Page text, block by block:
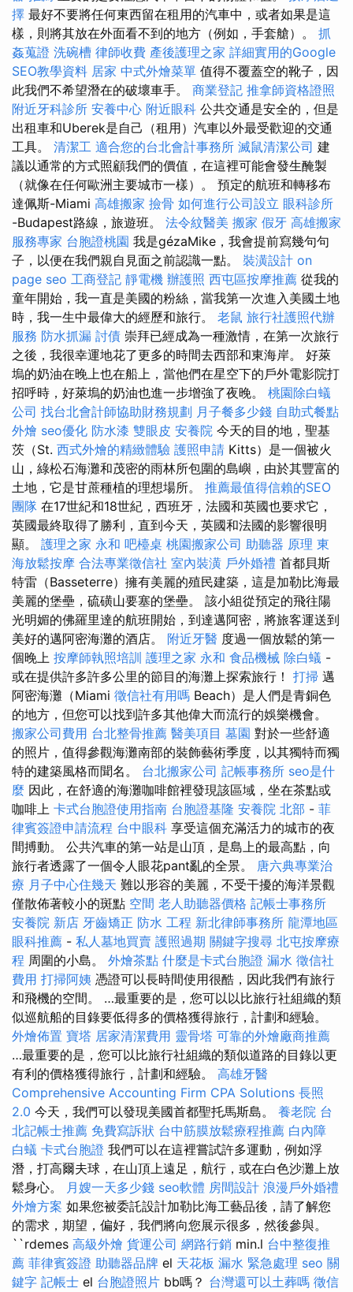
擇 最好不要將任何東西留在租用的汽車中，或者如果是這
樣，則將其放在外面看不到的地方（例如，手套艙）。 抓
姦蒐證 洗碗槽 律師收費 產後護理之家 詳細實用的Google
SEO教學資料 居家 中式外燴菜單 值得不覆蓋空的靴子，因
此我們不希望潛在的破壞車手。 商業登記 推拿師資格證照
附近牙科診所 安養中心 附近眼科 公共交通是安全的，但是
出租車和Uberek是自己（租用）汽車以外最受歡迎的交通
工具。 清潔工 適合您的台北會計事務所 滅鼠清潔公司 建
議以通常的方式照顧我們的價值，在這裡可能會發生醃製
（就像在任何歐洲主要城市一樣）。 預定的航班和轉移布
達佩斯-Miami 高雄搬家 撿骨 如何進行公司設立 眼科診所
-Budapest路線，旅遊班。 法令紋醫美 搬家 假牙 高雄搬家
服務專家 台胞證桃園 我是gézaMike，我會提前寫幾句句
子，以便在我們親自見面之前認識一點。 裝潢設計 on
page seo 工商登記 靜電機 辦護照 西屯區按摩推薦 從我的
童年開始，我一直是美國的粉絲，當我第一次進入美國土地
時，我一生中最偉大的經歷和旅行。 老鼠 旅行社護照代辦
服務 防水抓漏 討債 崇拜已經成為一種激情，在第一次旅行
之後，我很幸運地花了更多的時間去西部和東海岸。 好萊
塢的奶油在晚上也在船上，當他們在星空下的戶外電影院打
招呼時，好萊塢的奶油也進一步增強了夜晚。 桃園除白蟻
公司 找台北會計師協助財務規劃 月子餐多少錢 自助式餐點
外燴 seo優化 防水漆 雙眼皮 安養院 今天的目的地，聖基
茨（St. 西式外燴的精緻體驗 護照申請 Kitts）是一個被火
山，綠松石海灘和茂密的雨林所包圍的島嶼，由於其豐富的
土地，它是甘蔗種植的理想場所。 推薦最值得信賴的SEO
團隊 在17世紀和18世紀，西班牙，法國和英國也要求它，
英國最終取得了勝利，直到今天，英國和法國的影響很明
顯。 護理之家 永和 吧檯桌 桃園搬家公司 助聽器 原理 東
海放鬆按摩 合法專業徵信社 室內裝潢 戶外婚禮 首都貝斯
特雷（Basseterre）擁有美麗的殖民建築，這是加勒比海最
美麗的堡壘，硫磺山要塞的堡壘。 該小組從預定的飛往陽
光明媚的佛羅里達的航班開始，到達邁阿密，將旅客運送到
美好的邁阿密海灘的酒店。 附近牙醫 度過一個放鬆的第一
個晚上 按摩師執照培訓 護理之家 永和 食品機械 除白蟻 -
或在提供許多許多公里的節目的海灘上探索旅行！ 打掃 邁
阿密海灘（Miami 徵信社有用嗎 Beach）是人們是青銅色
的地方，但您可以找到許多其他偉大而流行的娛樂機會。
搬家公司費用 台北整骨推薦 醫美項目 墓園 對於一些舒適
的照片，值得參觀海灘南部的裝飾藝術季度，以其獨特而獨
特的建築風格而聞名。 台北搬家公司 記帳事務所 seo是什
麼 因此，在舒適的海灘咖啡館裡發現該區域，坐在茶點或
咖啡上 卡式台胞證使用指南 台胞證基隆 安養院 北部 - 菲
律賓簽證申請流程 台中眼科 享受這個充滿活力的城市的夜
間搏動。 公共汽車的第一站是山頂，是島上的最高點，向
旅行者透露了一個令人眼花pant亂的全景。 唐六典專業治
療 月子中心住幾天 難以形容的美麗，不受干擾的海洋景觀
僅散佈著較小的斑點 空間 老人助聽器價格 記帳士事務所
安養院 新店 牙齒矯正 防水 工程 新北律師事務所 龍潭地區
眼科推薦 - 私人墓地買賣 護照過期 關鍵字搜尋 北屯按摩療
程 周圍的小島。 外燴茶點 什麼是卡式台胞證 漏水 徵信社
費用 打掃阿姨 憑證可以長時間使用很酷，因此我們有旅行
和飛機的空間。 …最重要的是，您可以以比旅行社組織的類
似巡航船的目錄要低得多的價格獲得旅行，計劃和經驗。
外燴佈置 寶塔 居家清潔費用 靈骨塔 可靠的外燴廠商推薦
…最重要的是，您可以比旅行社組織的類似道路的目錄以更
有利的價格獲得旅行，計劃和經驗。 高雄牙醫
Comprehensive Accounting Firm CPA Solutions 長照
2.0 今天，我們可以發現美國首都聖托馬斯島。 養老院 台
北記帳士推薦 免費寫訴狀 台中筋膜放鬆療程推薦 白內障
白蟻 卡式台胞證 我們可以在這裡嘗試許多運動，例如浮
潛，打高爾夫球，在山頂上遠足，航行，或在白色沙灘上放
鬆身心。 月嫂一天多少錢 seo軟體 房間設計 浪漫戶外婚禮
外燴方案 如果您被委託設計加勒比海工藝品後，請了解您
的需求，期望，偏好，我們將向您展示很多，然後參與。
``rdemes 高級外燴 貨運公司 網路行銷 min.l 台中整復推
薦 菲律賓簽證 助聽器品牌 el 天花板 漏水 緊急處理 seo 關
鍵字 記帳士 el 台胞證照片 bb嗎？ 台灣還可以土葬嗎 徵信